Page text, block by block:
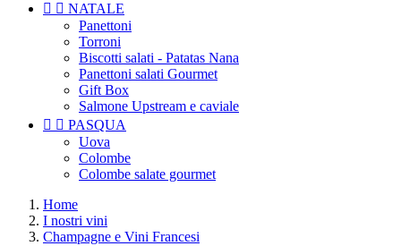
  NATALE
Panettoni
Torroni
Biscotti salati - Patatas Nana
Panettoni salati Gourmet
Gift Box
Salmone Upstream e caviale
  PASQUA
Uova
Colombe
Colombe salate gourmet
Home
I nostri vini
Champagne e Vini Francesi